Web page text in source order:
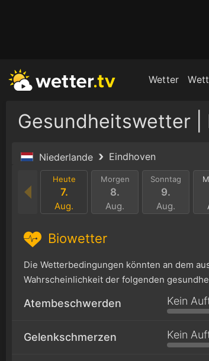
Wetter
Gesundheitswetter |
Niederlande Eindhoven
Heute
7.
Aug.
Morgen
8.
Aug.
Sonntag
9.
Aug.
Biowetter
Die Wetterbedingungen könnten an dem
Wahrscheinlichkeit der folgenden
Atembeschwerden Kein
Gelenkschmerzen Kein